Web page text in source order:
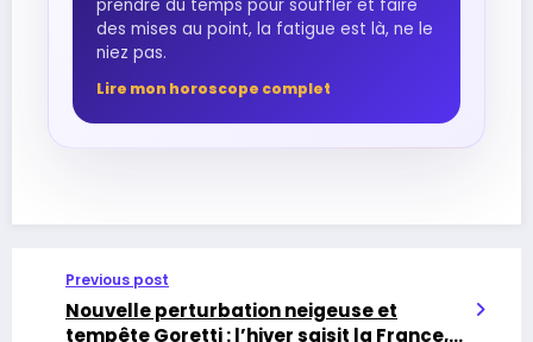
prendre du temps pour souffler et faire
des mises au point, la fatigue est là, ne le
niez pas.
Lire mon horoscope complet
Previous post
Nouvelle perturbation neigeuse et
tempête Goretti : l’hiver saisit la France,